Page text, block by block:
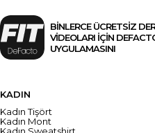
BİNLERCE ÜCRETSİZ
VİDEOLARI İÇİN
UYGULAMASINI
KADIN
Kadın Tişört
Kadın Mont
Kadın Sweatshirt